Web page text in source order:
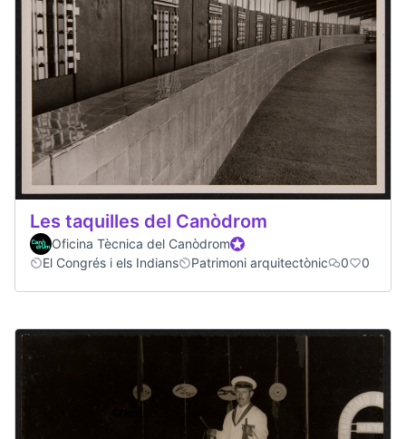
Les taquilles del Canòdrom
Oficina Tècnica del CanòdromParticipant oficial
El Congrés i els Indians
Patrimoni arquitectònic 0 0